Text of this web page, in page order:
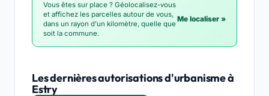
Vous êtes sur place ? Géolocalisez-vous
et affichez les parcelles autour de vous,
dans un rayon d'un kilomètre, quelle que
soit la commune.
Me localiser »
Les dernières autorisations d'urbanisme à
Estry